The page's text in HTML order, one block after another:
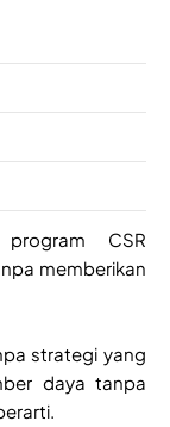
CSR
memberikan
strategi yang
daya tanpa